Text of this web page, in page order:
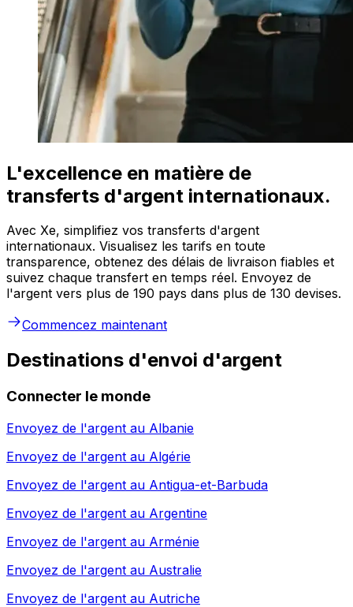
L'excellence en matière de
transferts d'argent internationaux.
Avec Xe, simplifiez vos transferts d'argent
internationaux. Visualisez les tarifs en toute
transparence, obtenez des délais de livraison fiables et
suivez chaque transfert en temps réel. Envoyez de
l'argent vers plus de 190 pays dans plus de 130 devises.
Commencez maintenant
Destinations d'envoi d'argent
Connecter le monde
Envoyez de l'argent au Albanie
Envoyez de l'argent au Algérie
Envoyez de l'argent au Antigua-et-Barbuda
Envoyez de l'argent au Argentine
Envoyez de l'argent au Arménie
Envoyez de l'argent au Australie
Envoyez de l'argent au Autriche